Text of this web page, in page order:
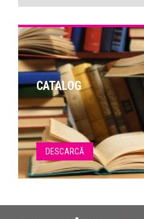
CATALOG
DESCARCĂ